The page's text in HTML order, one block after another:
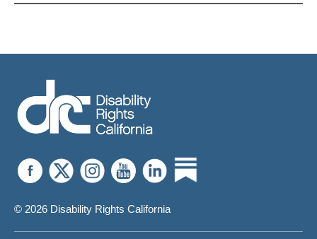
© 2026 Disability Rights California